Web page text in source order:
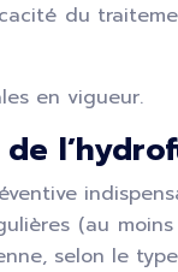
du
en vigueur.
(au
selon le